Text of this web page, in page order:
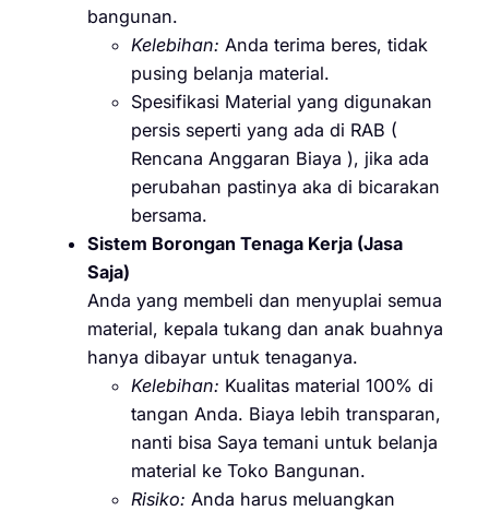
bangunan.
Kelebihan: Anda terima beres, tidak
pusing belanja material.
Spesifikasi Material yang digunakan
persis seperti yang ada di RAB (
Rencana Anggaran Biaya ), jika ada
perubahan pastinya aka di bicarakan
bersama.
Sistem Borongan Tenaga Kerja (Jasa
Saja)
Anda yang membeli dan menyuplai semua
material, kepala tukang dan anak buahnya
hanya dibayar untuk tenaganya.
Kelebihan: Kualitas material 100% di
tangan Anda. Biaya lebih transparan,
nanti bisa Saya temani untuk belanja
material ke Toko Bangunan.
Risiko: Anda harus meluangkan